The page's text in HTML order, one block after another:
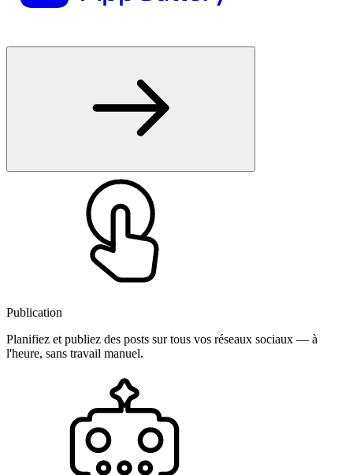
Publication
Planifiez et publiez des posts sur tous vos réseaux sociaux — à
l'heure, sans travail manuel.